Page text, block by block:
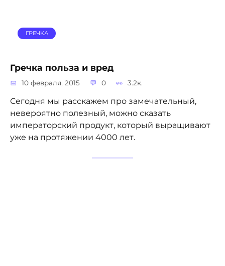
ГРЕЧКА
Гречка польза и вред
10 февраля, 2015 0 3.2к.
Сегодня мы расскажем про замечательный,
невероятно полезный, можно сказать
императорский продукт, который выращивают
уже на протяжении 4000 лет.